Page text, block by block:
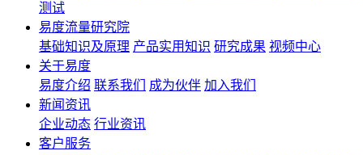
测试
易度流量研究院
基础知识及原理 产品实用知识 研究成果 视频中心
关于易度
易度介绍 联系我们 成为伙伴 加入我们
新闻资讯
企业动态 行业资讯
客户服务